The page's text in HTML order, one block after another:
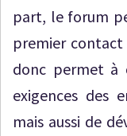
part, le forum
premier
donc permet à
exigences des
mais aussi de